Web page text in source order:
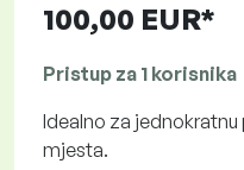
100,00 EUR*
Pristup za 1 korisnika
Idealno za
mjesta.